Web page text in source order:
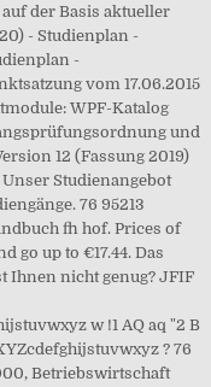
der Basis aktueller
- Studienplan -
-
vom 17.06.2015
WPF-Katalog
und
12 (Fassung 2019)
Studienangebot
76 95213
fh hof. Prices of
go up to €17.44. Das
Ihnen nicht genug? JFIF
w !1 AQ aq "2 B
? 76
Betriebswirtschaft